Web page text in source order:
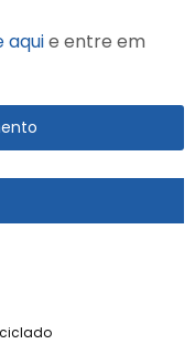
aquie entre em